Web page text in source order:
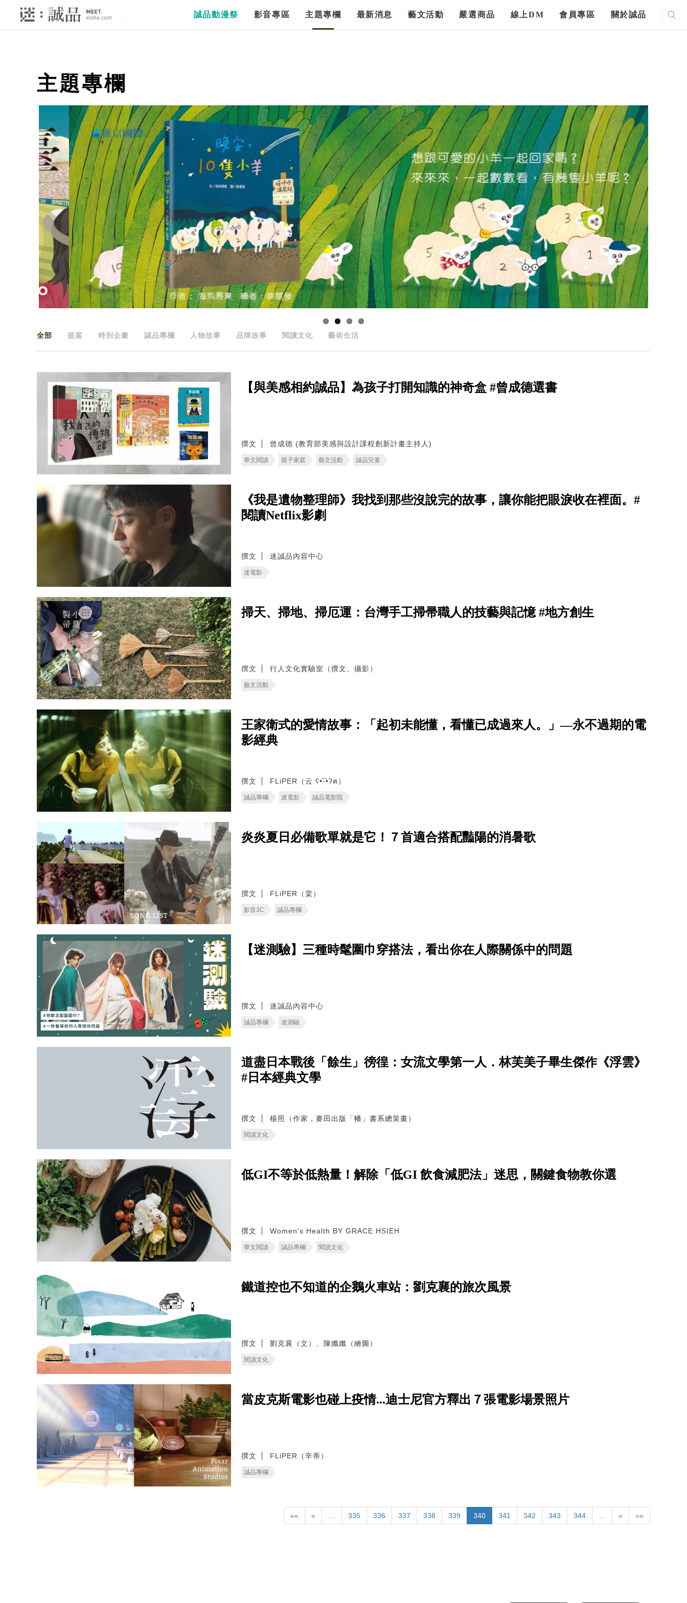
誠品動漫祭 影音專區 主題專欄 最新消息 藝文活動 嚴選商品 線上DM 會員專區 關於誠品
主題專欄
全部 提案 特別企畫 誠品專欄 人物故事 品牌故事 閱讀文化 藝術生活
【與美感相約誠品】為孩子打開知識的神奇盒 #曾成德選書
撰文 曾成德 (教育部美感與設計課程創新計畫主持人)
華文閱讀 親子家庭 藝文活動 誠品兒童
《我是遺物整理師》我找到那些沒說完的故事，讓你能把眼淚收在裡面。#
閱讀Netflix影劇
撰文 迷誠品內容中心
迷電影
掃天、掃地、掃厄運：台灣手工掃帚職人的技藝與記憶 #地方創生
撰文 行人文化實驗室（撰文、攝影）
藝文活動
王家衛式的愛情故事：「起初未能懂，看懂已成過來人。」—永不過期的電
影經典
撰文 FLiPER（云 ʕ•͡-•ʔฅ）
誠品專欄 迷電影 誠品電影院
炎炎夏日必備歌單就是它！７首適合搭配豔陽的消暑歌
撰文 FLiPER（棠）
影音3C 誠品專欄
【迷測驗】三種時髦圍巾穿搭法，看出你在人際關係中的問題
撰文 迷誠品內容中心
誠品專欄 迷測驗
道盡日本戰後「餘生」徬徨：女流文學第一人．林芙美子畢生傑作《浮雲》
#日本經典文學
撰文 楊照（作家，麥田出版「幡」書系總策畫）
閱讀文化
低GI不等於低熱量！解除「低GI 飲食減肥法」迷思，關鍵食物教你選
撰文 Women's Health BY GRACE HSIEH
華文閱讀 誠品專欄 閱讀文化
鐵道控也不知道的企鵝火車站：劉克襄的旅次風景
撰文 劉克襄（文）、陳孅孅（繪圖）
閱讀文化
當皮克斯電影也碰上疫情...迪士尼官方釋出７張電影場景照片
撰文 FLiPER（辛蒂）
誠品專欄
«« « … 335 336 337 338 339 340 341 342 343 344 … » »»